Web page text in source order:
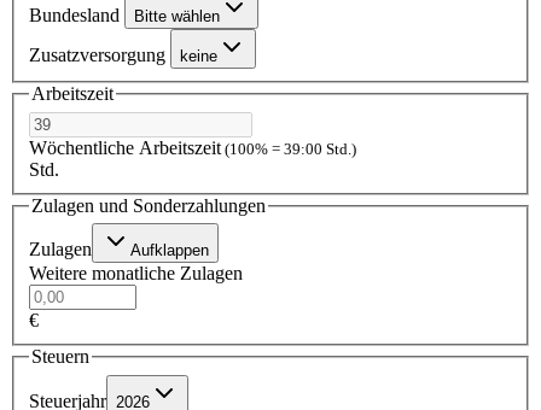
Bundesland Bitte wählen
Zusatzversorgung keine
Arbeitszeit
Wöchentliche Arbeitszeit (100% = 39:00 Std.)
Std.
Zulagen und Sonderzahlungen
Zulagen Aufklappen
Weitere monatliche Zulagen
€
Steuern
Steuerjahr 2026